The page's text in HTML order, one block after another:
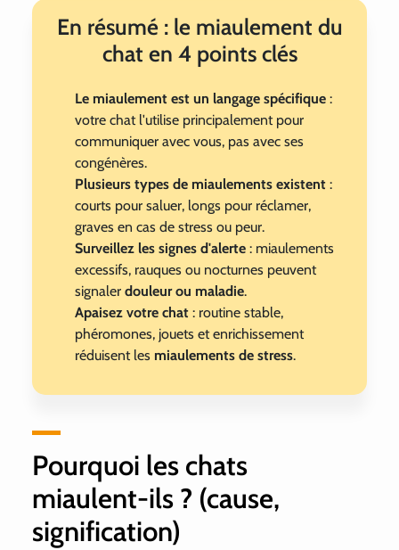
En résumé : le miaulement du
chat en 4 points clés
Le miaulement est un langage spécifique :
votre chat l'utilise principalement pour
communiquer avec vous, pas avec ses
congénères.
Plusieurs types de miaulements existent :
courts pour saluer, longs pour réclamer,
graves en cas de stress ou peur.
Surveillez les signes d'alerte : miaulements
excessifs, rauques ou nocturnes peuvent
signaler douleur ou maladie.
Apaisez votre chat : routine stable,
phéromones, jouets et enrichissement
réduisent les miaulements de stress.
Pourquoi les chats
miaulent-ils ? (cause,
signification)